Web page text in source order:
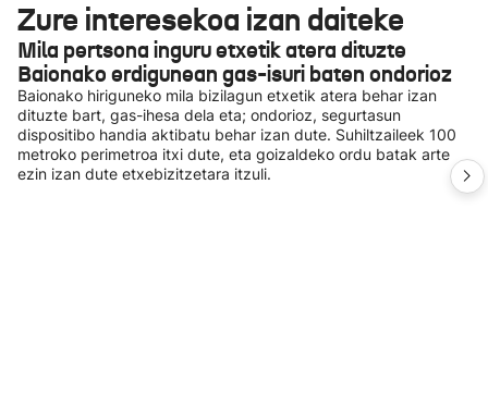
Zure interesekoa izan daiteke
Mila pertsona inguru etxetik atera dituzte
Baionako erdigunean gas-isuri baten ondorioz
Baionako hiriguneko mila bizilagun etxetik atera behar izan
dituzte bart, gas-ihesa dela eta; ondorioz, segurtasun
dispositibo handia aktibatu behar izan dute. Suhiltzaileek 100
metroko perimetroa itxi dute, eta goizaldeko ordu batak arte
ezin izan dute etxebizitzetara itzuli.